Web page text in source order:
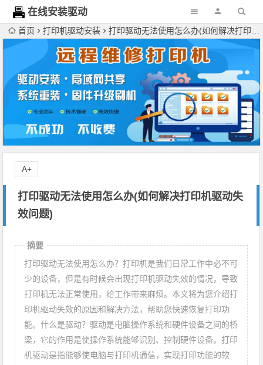
在线安装驱动
网首页 打印机驱动安装 打印驱动无法使用怎么办(如何解决打印机驱动失效问题)
打印驱动无法使用怎么办(如何解决打印机驱动失
效问题)
A+
摘要
打印驱动无法使用怎么办？打印机是我们日常工作中必不可
少的设备，但是有时候会出现打印机驱动失效的情况，导致
打印机无法正常使用，给工作带来麻烦。本文将为您介绍打
印机驱动失效的原因和解决方法，帮助您快速恢复打印功
能。什么是驱动？驱动是电脑操作系统和硬件设备之间的桥
梁，它的作用是使操作系统能够识别、控制硬件设备。打印
机驱动是指能够使电脑与打印机通信，实现打印功能的软